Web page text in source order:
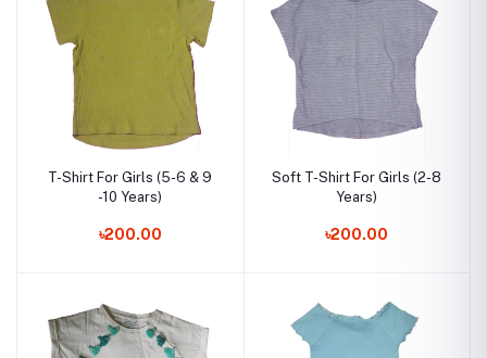
T-Shirt For Girls (5-6 & 9
-10 Years)
৳200.00
Soft T-Shirt For Girls (2-8
Years)
৳200.00